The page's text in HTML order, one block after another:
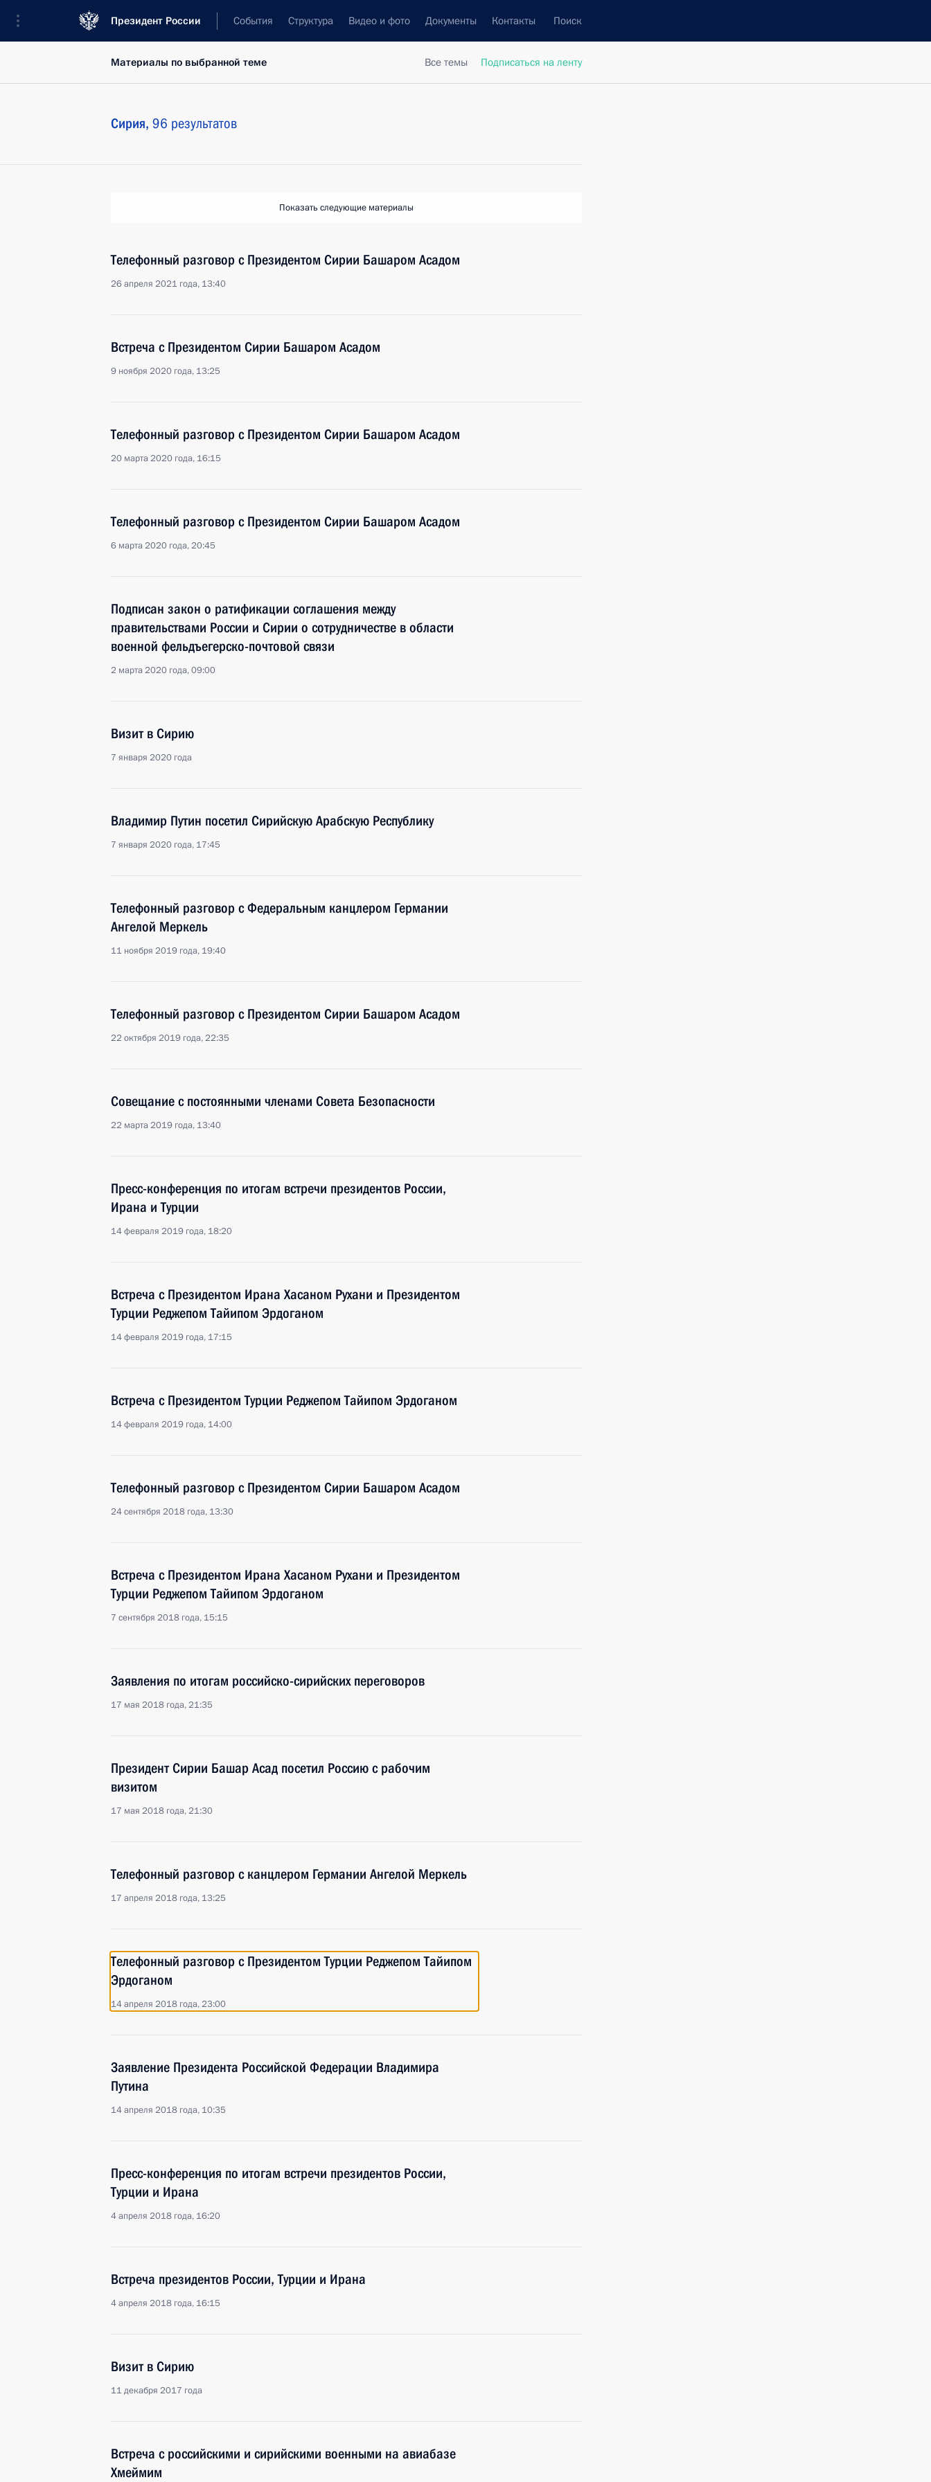
Президент России События Структура Видео и фото Документы Контакты Поиск
Все темы Подписаться на ленту
Материалы по выбранной теме
Сирия, 96 результатов
Показать следующие материалы
Телефонный разговор с Президентом Сирии Башаром Асадом
26 апреля 2021 года, 13:40
Встреча с Президентом Сирии Башаром Асадом
9 ноября 2020 года, 13:25
Телефонный разговор с Президентом Сирии Башаром Асадом
20 марта 2020 года, 16:15
Телефонный разговор с Президентом Сирии Башаром Асадом
6 марта 2020 года, 20:45
Подписан закон о ратификации соглашения между
правительствами России и Сирии о сотрудничестве в области
военной фельдъегерско-почтовой связи
2 марта 2020 года, 09:00
Визит в Сирию
7 января 2020 года
Владимир Путин посетил Сирийскую Арабскую Республику
7 января 2020 года, 17:45
Телефонный разговор с Федеральным канцлером Германии
Ангелой Меркель
11 ноября 2019 года, 19:40
Телефонный разговор с Президентом Сирии Башаром Асадом
22 октября 2019 года, 22:35
Совещание с постоянными членами Совета Безопасности
22 марта 2019 года, 13:40
Пресс-конференция по итогам встречи президентов России,
Ирана и Турции
14 февраля 2019 года, 18:20
Встреча с Президентом Ирана Хасаном Рухани и Президентом
Турции Реджепом Тайипом Эрдоганом
14 февраля 2019 года, 17:15
Встреча с Президентом Турции Реджепом Тайипом Эрдоганом
14 февраля 2019 года, 14:00
Телефонный разговор с Президентом Сирии Башаром Асадом
24 сентября 2018 года, 13:30
Встреча с Президентом Ирана Хасаном Рухани и Президентом
Турции Реджепом Тайипом Эрдоганом
7 сентября 2018 года, 15:15
Заявления по итогам российско-сирийских переговоров
17 мая 2018 года, 21:35
Президент Сирии Башар Асад посетил Россию с рабочим
визитом
17 мая 2018 года, 21:30
Телефонный разговор с канцлером Германии Ангелой Меркель
17 апреля 2018 года, 13:25
Телефонный разговор с Президентом Турции Реджепом Тайипом
Эрдоганом
14 апреля 2018 года, 23:00
Заявление Президента Российской Федерации Владимира
Путина
14 апреля 2018 года, 10:35
Пресс-конференция по итогам встречи президентов России,
Турции и Ирана
4 апреля 2018 года, 16:20
Встреча президентов России, Турции и Ирана
4 апреля 2018 года, 16:15
Визит в Сирию
11 декабря 2017 года
Встреча с российскими и сирийскими военными на авиабазе
Хмеймим